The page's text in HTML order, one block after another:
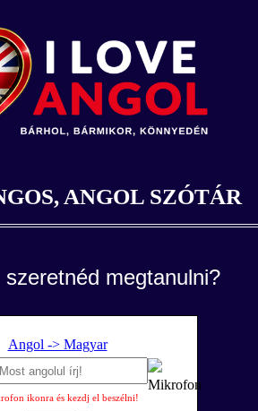
ANGOL SZÓTÁR
megtanulni?
Angol -> Magyar
ikonra és kezdj el beszélni!